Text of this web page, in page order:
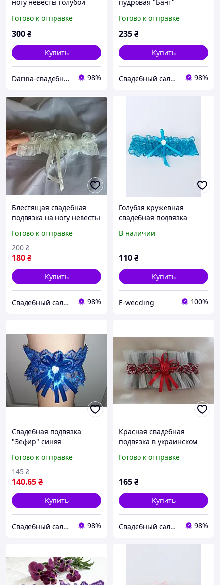
ногу невесты голубой
Готово к отправке
300₴
Купить
Darina-свадебные аксессуары для невесты 98%
пудровая "Бант"
Готово к отправке
235₴
Купить
Свадебный салон "ПРИНЦЕССА" 98%
Блестящая свадебная
подвязка на ногу невесты
Готово к отправке
180₴
200 ₴
Купить
Свадебный салон "ПРИНЦЕССА" 98%
Голубая кружевная
свадебная подвязка
В наличии
110₴
Купить
E-wedding 100%
Свадебная подвязка
"Зефир" синяя
Готово к отправке
140.65₴
145 ₴
Купить
Свадебный салон "ПРИНЦЕССА" 98%
Красная свадебная
подвязка в украинском
Готово к отправке
165₴
Купить
Свадебный салон "ПРИНЦЕССА" 98%